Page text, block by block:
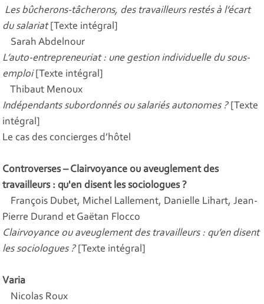
Les bûcherons-tâcherons, des travailleurs restés à l’écart
du salariat[Texte intégral]
Sarah Abdelnour
L’auto-entrepreneuriat : une gestion individuelle du sous-
emploi[Texte intégral]
Thibaut Menoux
Indépendants subordonnés ou salariés autonomes ?[Texte
intégral]
Le cas des concierges d’hôtel
Controverses – Clairvoyance ou aveuglement des
travailleurs : qu'en disent les sociologues ?
François Dubet, Michel Lallement, Danielle Lihart, Jean-
Pierre Durand et Gaëtan Flocco
Clairvoyance ou aveuglement des travailleurs : qu’en disent
les sociologues ?[Texte intégral]
Varia
Nicolas Roux